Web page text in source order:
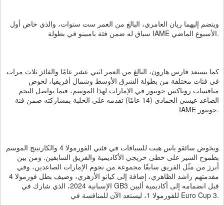
وينضم إليهما ريان العامري، البالغ من العمر ست سنوات، والذي خاض أول
سباق له ضمن فئة بامبينو في بطولة IAME الأسبوع الماضي.
كما يستعد فارس هارون، البالغ من العمر اثني عشر عامًا والفائز ثلاث مرات
في فئات مختلفة من بطولة الشرق الأوسط وشمال أفريقيا، لخوض
منافسات روتاكس جونيور في الإمارات لهذا الموسم، فيما يواصل النجم
الصاعد عيسى الحمادي (14 عامًا) تقدمه على الحلبة بمشاركته ضمن فئة
IAME جونيور.
ويخوض سائقو ياس هيت للسباقات في فئتي الفورمولا 4 والكارتينج الموسم
بطموح السير على خطى خريجي الأكاديمية والفريق السابقين. ومن بين
أبرز من مثّل الفريق سابقًا مجموعة من نجوم الإمارات الصاعدين، وفي
مقدمتهم راشد الظاهري، إضافة إلى كيانو الأزهري، وصيف بطل فورمولا 4
الإسبانية 2024، الذي شارك في GB3 قبل انضمامه إلى أكاديمية ألبين
للفورمولا 1، ليستعد الآن للمنافسة في Euro Cup 3.